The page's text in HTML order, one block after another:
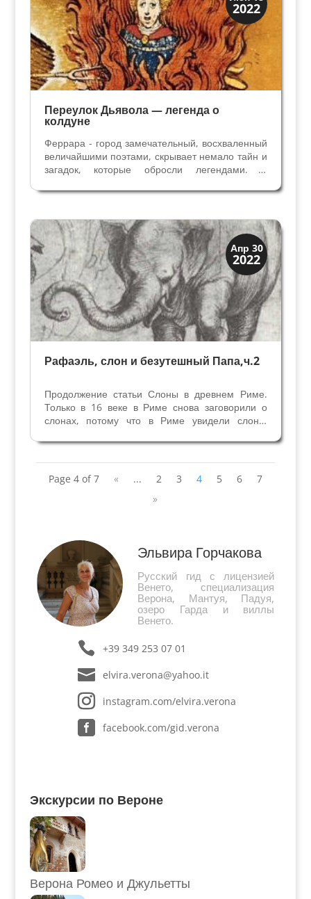
2022
Традиции
Переулок Дьявола — легенда о
колдуне
Феррара - город замечательный, восхваленный
величайшими поэтами, скрывает немало тайн и
загадок, которые обросли легендами. В
связанных с необьяснимыми и загадочными
эксцентричными...
Апр 30
2022
Загадки прошлого
История
Рафаэль, слон и безутешный Папа,ч.2
Продолжение статьи Слоны в древнем Риме.
Только в 16 веке в Риме снова заговорили о
слонах, потому что в Риме увидели слона.
ревностный католик нуждался в экономической
и политической поддержке папы, чтобы
завладеть рынком специй....
Page 4 of 7 « ... 2 3 4 5 6
7
»
Эльвира Горчакова
Русский гид с лицензией
Венето, специализация
Верона, Мантуя, Падуя,
озеро Гарда и виллы
Венето.
+39 349 253 07 01
elvira.verona@yahoo.it
instagram.com/elvira.verona
facebook.com/gid.verona
Экскурсии по Вероне
Верона Ромео и Джульетты